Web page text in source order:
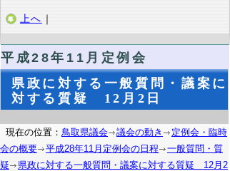
上へ ｜
平成28年11月定例会
県政に対する一般質問・議案に
対する質疑 12月2日
現在の位置： 鳥取県議会 議会の動き
定例会・臨時
会の概要
平成28年11月定例会の日程
一般質問・質
疑
県政に対する一般質問・議案に対する質疑 12月2